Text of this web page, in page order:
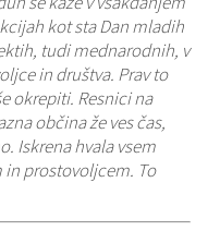
kot sta Dan mladih
tudi mednarodnih, v
in društva. Prav to
okrepiti. Resnici na
občina že ves čas,
Iskrena hvala vsem
prostovoljcem. To